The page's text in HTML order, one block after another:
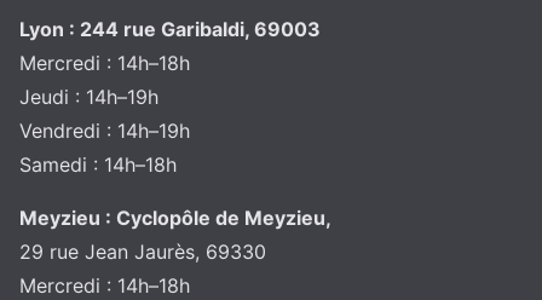
Lyon : 244 rue Garibaldi, 69003
Mercredi : 14h–18h
Jeudi : 14h–19h
Vendredi : 14h–19h
Samedi : 14h–18h
Meyzieu : Cyclopôle de Meyzieu,
29 rue Jean Jaurès, 69330
Mercredi : 14h–18h